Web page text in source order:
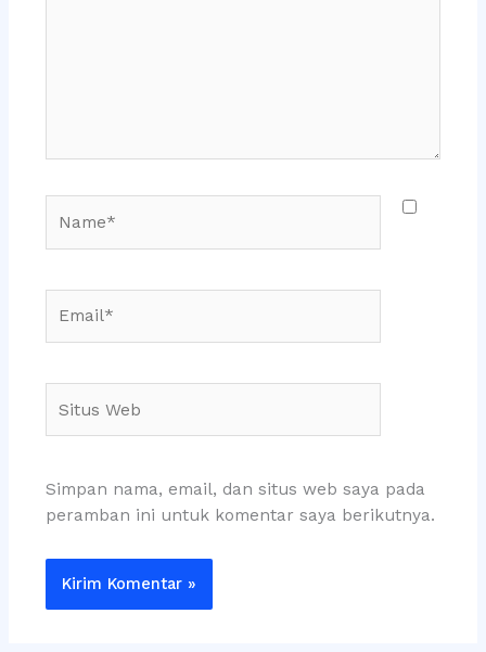
Web
Simpan nama, email, dan situs web saya pada
peramban ini untuk komentar saya berikutnya.